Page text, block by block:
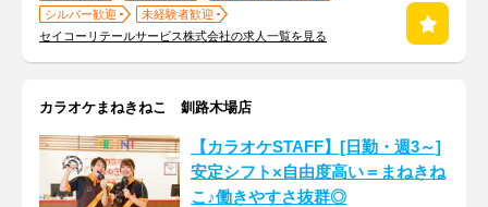
シルバー歓迎
未経験者歓迎
セイコーリテールサービス株式会社の求人一覧を見る
カラオケまねきねこ 釧路木場店
【カラオケSTAFF】[日勤・週3～]
安定シフト×自由度高い＝まねきね
こ♪働きやすさ抜群◎